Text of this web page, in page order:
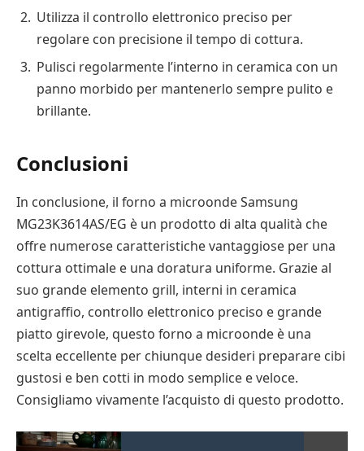
Utilizza il controllo elettronico preciso per
regolare con precisione il tempo di cottura.
Pulisci regolarmente l’interno in ceramica con un
panno morbido per mantenerlo sempre pulito e
brillante.
Conclusioni
In conclusione, il forno a microonde Samsung
MG23K3614AS/EG è un prodotto di alta qualità che
offre numerose caratteristiche vantaggiose per una
cottura ottimale e una doratura uniforme. Grazie al
suo grande elemento grill, interni in ceramica
antigraffio, controllo elettronico preciso e grande
piatto girevole, questo forno a microonde è una
scelta eccellente per chiunque desideri preparare cibi
gustosi e ben cotti in modo semplice e veloce.
Consigliamo vivamente l’acquisto di questo prodotto.